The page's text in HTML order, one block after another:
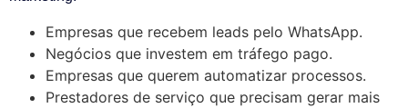
Empresas que recebem leads pelo WhatsApp.
Negócios que investem em tráfego pago.
Empresas que querem automatizar processos.
Prestadores de serviço que precisam gerar mais